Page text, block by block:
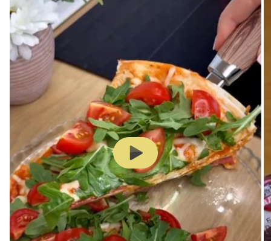
Play